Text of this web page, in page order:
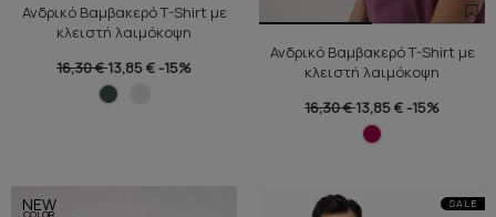
Ανδρικό Βαμβακερό T-Shirt με
κλειστή λαιμόκοψη
16,30 €13,85 € -15%
Ανδρικό Βαμβακερό T-Shirt με
κλειστή λαιμόκοψη
16,30 €13,85 € -15%
NEW SALE